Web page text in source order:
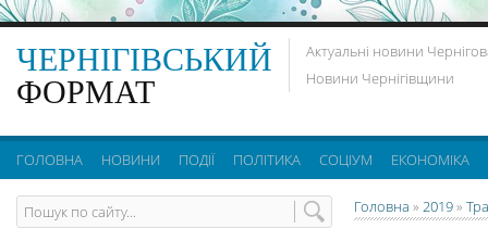
ЧЕРНІГІВСЬКИЙ
ФОРМАТ
Актуальні новини
Новини Чернігівщини
ГОЛОВНА НОВИНИ ПОДІЇ ПОЛІТИКА СОЦІУМ ЕКОНОМІКА
Головна » 2019»